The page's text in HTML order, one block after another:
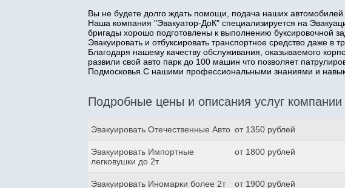
Вы не будете долго ждать помощи, подача наших автомобилей
Наша компания "Эвакуатор-ДоК" специализируется на
бригады хорошо подготовлены к выполнению
Эвакуировать и отбуксировать транспортное средство даже в
Благодаря нашему качеству обслуживания, оказываемого
развили свой авто парк до 100 машин что позволяет
Подмосковья.С нашими профессиональными знаниями и
Подробные цены и описания услуг
Эвакуировать Отечественные Авто от 1350 рублей
Эвакуировать Импортные
легковушки до 2т
от 1800 рублей
Эвакуировать Иномарки более 2т от 1900 рублей